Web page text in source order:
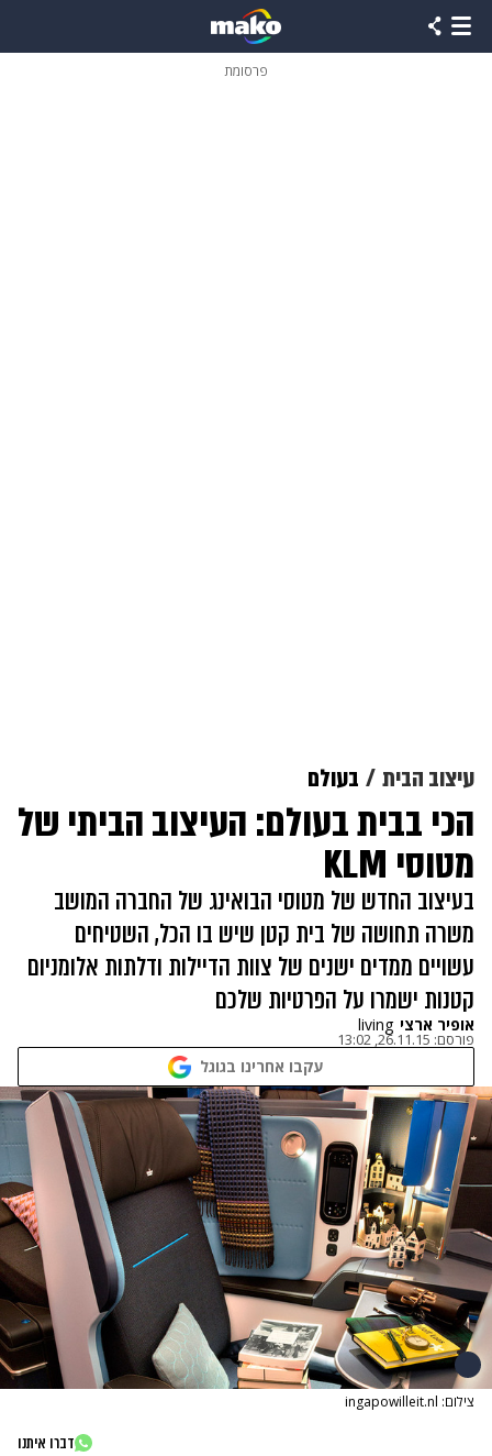
פרסומת
עיצוב הבית בעולם
הכי בבית בעולם: העיצוב הביתי של
מטוסי KLM
בעיצוב החדש של מטוסי הבואינג של החברה המושב
משרה תחושה של בית קטן שיש בו הכל, השטיחים
עשויים ממדים ישנים של צוות הדיילות ודלתות אלומניום
קטנות ישמרו על הפרטיות שלכם
אופיר ארצי living
פורסם: 26.11.15, 13:02
עקבו אחרינו בגוגל
צילום: ingapowilleit.nl
דברו איתנו